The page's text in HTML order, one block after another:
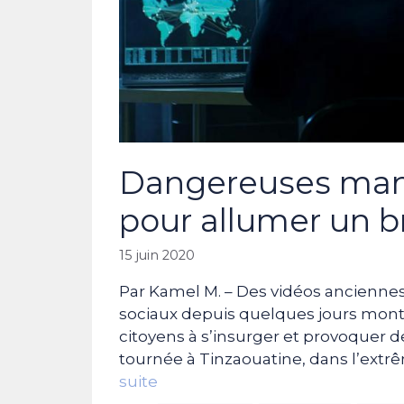
Dangereuses
pour allumer un
15 juin 2020
Par Kamel M. – Des vidéos
sociaux depuis quelques jours
citoyens à s’insurger et provoquer
tournée à Tinzaouatine, dans
suite